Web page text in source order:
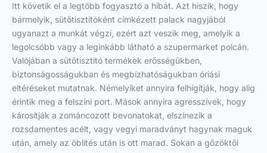
Itt követik el a legtöbb fogyasztó a hibát. Azt hiszik, hogy
bármelyik, sütőtisztítóként címkézett palack nagyjából
ugyanazt a munkát végzi, ezért azt veszik meg, amelyik a
legolcsóbb vagy a leginkább látható a szupermarket polcán.
Valójában a sütőtisztító termékek erősségükben,
biztonságosságukban és megbízhatóságukban óriási
eltéréseket mutatnak. Némelyiket annyira felhígítják, hogy alig
érintik meg a felszíni port. Mások annyira agresszívek, hogy
károsítják a zománcozott bevonatokat, elszínezik a
rozsdamentes acélt, vagy vegyi maradványt hagynak maguk
után, amely az öblítés után is ott marad. Sokan a gőzöktől